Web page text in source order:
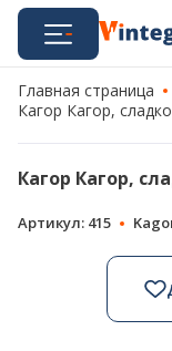
Главная страница
Кагор Кагор,
Кагор Кагор,
Артикул: 415